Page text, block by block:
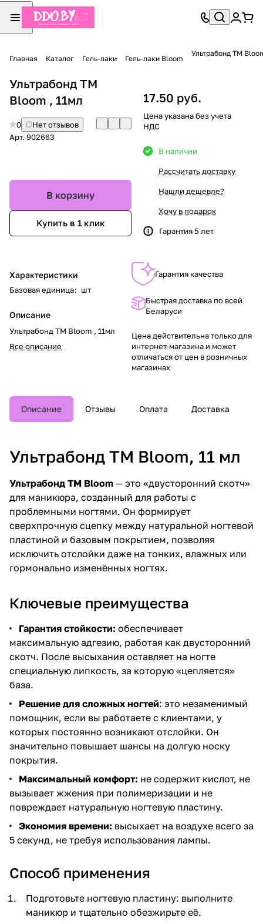
Главная Каталог Гель-лаки Гель-лаки Bloom
Ультрабонд TM
Ультрабонд TM
Bloom , 11мл
0
Нет отзывов
Арт. 902663
В корзину
Купить в 1 клик
Характеристики
Базовая единица: шт
Описание
Ультрабонд TM Bloom , 11мл
Все описание
17.50 руб.
Цена указана без учета
НДС
В наличии
Рассчитать доставку
Нашли дешевле?
Хочу в подарок
Гарантия 5 лет
Гарантия качества
Быстрая доставка по всей
Беларуси
Цена действительна только для
интернет-магазина и может
отличаться от цен в розничных
магазинах
Описание Отзывы Оплата Доставка
Ультрабонд TM Bloom, 11 мл
Ультрабонд TM Bloom — это «двусторонний скотч»
для маникюра, созданный для работы с
проблемными ногтями. Он формирует
сверхпрочную сцепку между натуральной ногтевой
пластиной и базовым покрытием, позволяя
исключить отслойки даже на тонких, влажных или
гормонально изменённых ногтях.
Ключевые преимущества
Гарантия стойкости: обеспечивает
максимальную адгезию, работая как двусторонний
скотч. После высыхания оставляет на ногте
специальную липкость, за которую «цепляется»
база.
Решение для сложных ногтей: это незаменимый
помощник, если вы работаете с клиентами, у
которых постоянно возникают отслойки. Он
значительно повышает шансы на долгую носку
покрытия.
Максимальный комфорт: не содержит кислот, не
вызывает жжения при полимеризации и не
повреждает натуральную ногтевую пластину.
Экономия времени: высыхает на воздухе всего за
5 секунд, не требуя использования лампы.
Способ применения
Подготовьте ногтевую пластину: выполните
маникюр и тщательно обезжирьте её.